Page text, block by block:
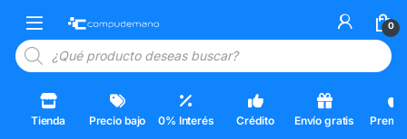
Open 0
Búsqueda de productos
Tienda Precio bajo 0% Interés Crédito Envío gratis